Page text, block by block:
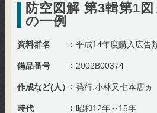
防空図解 第3輯第1
の一例
資料群名 平成14年度購入広告
備品番号 2002B00374
作成など(人） 発行:小林又七本店ヵ
時代 昭和12年～15年